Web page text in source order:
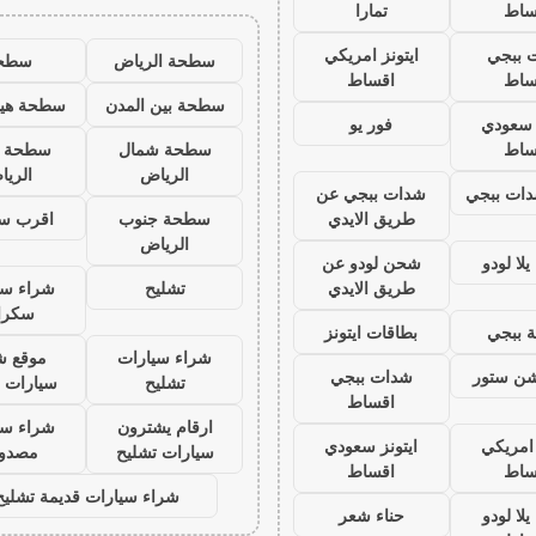
تمارا
ببجي
ايتونز امريكي
اقساط
سعودي
فور يو
ببجي
شدات ببجي عن
طريق الايدي
لودو
شحن لودو عن
طريق الايدي
ببجي
بطاقات ايتونز
ستور
شدات ببجي
اقساط
امريكي
ايتونز سعودي
اقساط
لودو
حناء شعر
سطحة الرياض
سطحة بين المدن
سطحة
سطحة شمال
الرياض
سطحة
سطحة جنوب
الرياض
اقرب
تشليح
شراء
شراء سيارات
تشليح
موقع
سيارات
ارقام يشترون
سيارات تشليح
شراء
شراء سيارات قديمة